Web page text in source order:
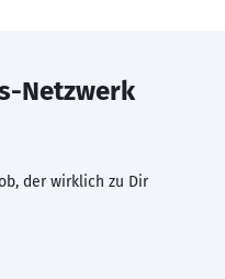
Netzwerk
der wirklich zu Dir